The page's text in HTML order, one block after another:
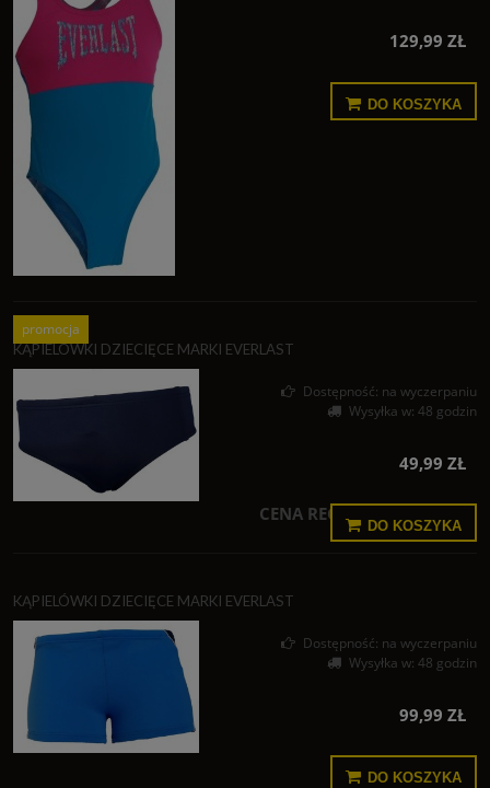
129,99 ZŁ
DO KOSZYKA
KĄPIELÓWKI DZIECIĘCE MARKI EVERLAST
Dostępność: na wyczerpaniu
Wysyłka w: 48 godzin
49,99 ZŁ
CENA REGULARNA:
DO KOSZYKA
promocja
KĄPIELÓWKI DZIECIĘCE MARKI EVERLAST
Dostępność: na wyczerpaniu
Wysyłka w: 48 godzin
99,99 ZŁ
DO KOSZYKA